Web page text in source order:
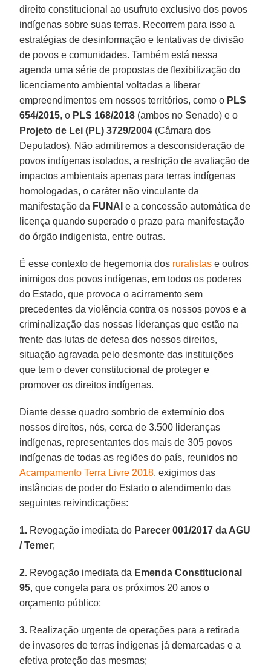
direito constitucional ao usufruto exclusivo dos povos
indígenas sobre suas terras. Recorrem para isso a
estratégias de desinformação e tentativas de divisão
de povos e comunidades. Também está nessa
agenda uma série de propostas de flexibilização do
licenciamento ambiental voltadas a liberar
empreendimentos em nossos territórios, como o PLS
654/2015, o PLS 168/2018 (ambos no Senado) e o
Projeto de Lei (PL) 3729/2004 (Câmara dos
Deputados). Não admitiremos a desconsideração de
povos indígenas isolados, a restrição de avaliação de
impactos ambientais apenas para terras indígenas
homologadas, o caráter não vinculante da
manifestação da FUNAI e a concessão automática de
licença quando superado o prazo para manifestação
do órgão indigenista, entre outras.
É esse contexto de hegemonia dos ruralistas e outros
inimigos dos povos indígenas, em todos os poderes
do Estado, que provoca o acirramento sem
precedentes da violência contra os nossos povos e a
criminalização das nossas lideranças que estão na
frente das lutas de defesa dos nossos direitos,
situação agravada pelo desmonte das instituições
que tem o dever constitucional de proteger e
promover os direitos indígenas.
Diante desse quadro sombrio de extermínio dos
nossos direitos, nós, cerca de 3.500 lideranças
indígenas, representantes dos mais de 305 povos
indígenas de todas as regiões do país, reunidos no
Acampamento Terra Livre 2018, exigimos das
instâncias de poder do Estado o atendimento das
seguintes reivindicações:
1. Revogação imediata do Parecer 001/2017 da AGU
/ Temer;
2. Revogação imediata da Emenda Constitucional
95, que congela para os próximos 20 anos o
orçamento público;
3. Realização urgente de operações para a retirada
de invasores de terras indígenas já demarcadas e a
efetiva proteção das mesmas;